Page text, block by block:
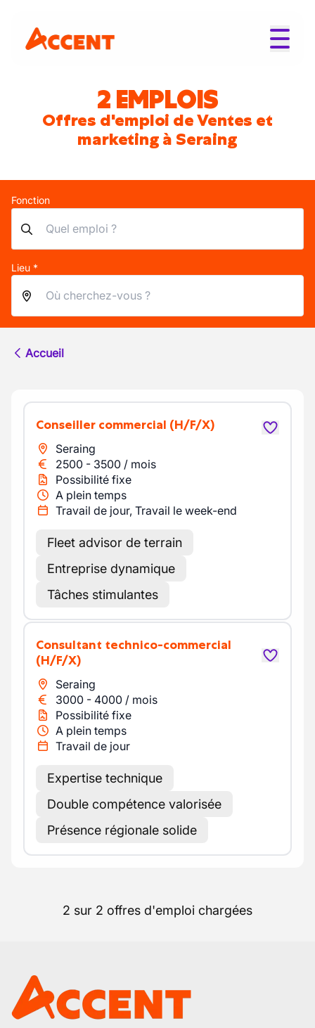
2 EMPLOIS
Offres d'emploi de Ventes et
marketing à Seraing
Fonction
Lieu *
Accueil
Conseiller commercial (H/F/X)
Seraing
2500 - 3500 / mois
Possibilité fixe
A plein temps
Travail de jour, Travail le week-end
Fleet advisor de terrain
Entreprise dynamique
Tâches stimulantes
Consultant technico-commercial
(H/F/X)
Seraing
3000 - 4000 / mois
Possibilité fixe
A plein temps
Travail de jour
Expertise technique
Double compétence valorisée
Présence régionale solide
2 sur 2 offres d'emploi chargées